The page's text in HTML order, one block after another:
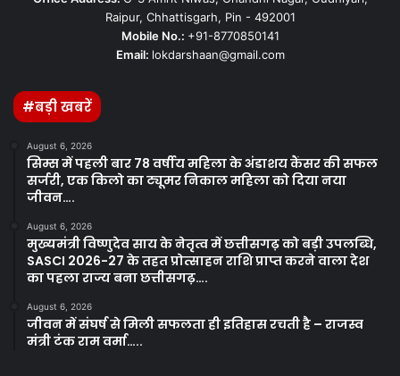
Raipur, Chhattisgarh, Pin - 492001
Mobile No.: +91-8770850141
Email: lokdarshaan@gmail.com
#बड़ी खबरें
August 6, 2026
सिम्स में पहली बार 78 वर्षीय महिला के अंडाशय कैंसर की सफल
सर्जरी, एक किलो का ट्यूमर निकाल महिला को दिया नया
जीवन….
August 6, 2026
मुख्यमंत्री विष्णुदेव साय के नेतृत्व में छत्तीसगढ़ को बड़ी उपलब्धि,
SASCI 2026-27 के तहत प्रोत्साहन राशि प्राप्त करने वाला देश
का पहला राज्य बना छत्तीसगढ़….
August 6, 2026
जीवन में संघर्ष से मिली सफलता ही इतिहास रचती है – राजस्व
मंत्री टंक राम वर्मा…..